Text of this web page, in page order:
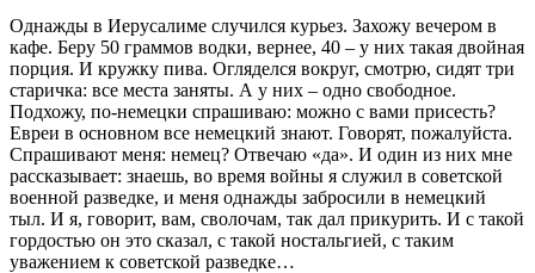
Однажды в Иерусалиме случился курьез. Захожу вечером в
кафе. Беру 50 граммов водки, вернее, 40 – у них такая двойная
порция. И кружку пива. Огляделся вокруг, смотрю, сидят три
старичка: все места заняты. А у них – одно свободное.
Подхожу, по-немецки спрашиваю: можно с вами присесть?
Евреи в основном все немецкий знают. Говорят, пожалуйста.
Спрашивают меня: немец? Отвечаю «да». И один из них мне
рассказывает: знаешь, во время войны я служил в советской
военной разведке, и меня однажды забросили в немецкий
тыл. И я, говорит, вам, сволочам, так дал прикурить. И с такой
гордостью он это сказал, с такой ностальгией, с таким
уважением к советской разведке…